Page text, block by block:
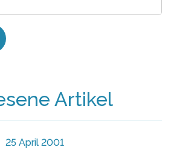
Artikel
25 April 2001